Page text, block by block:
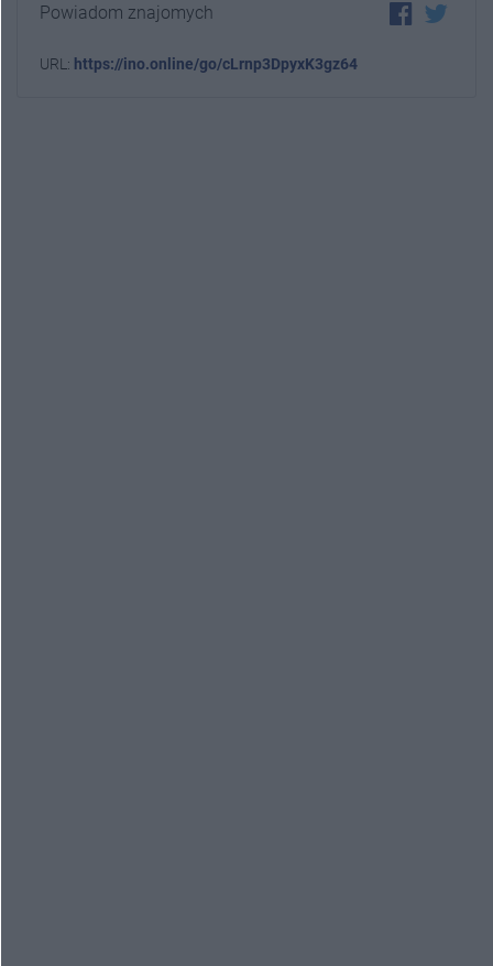
Powiadom znajomych
URL: https://ino.online/go/cLrnp3DpyxK3gz64